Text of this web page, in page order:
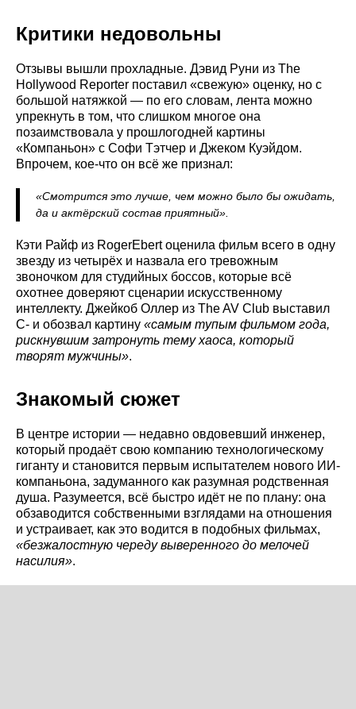
Критики недовольны
Отзывы вышли прохладные. Дэвид Руни из The
Hollywood Reporter поставил «свежую» оценку, но с
большой натяжкой — по его словам, лента можно
упрекнуть в том, что слишком многое она
позаимствовала у прошлогодней картины
«Компаньон» с Софи Тэтчер и Джеком Куэйдом.
Впрочем, кое-что он всё же признал:
«Смотрится это лучше, чем можно было бы ожидать,
да и актёрский состав приятный».
Кэти Райф из RogerEbert оценила фильм всего в одну
звезду из четырёх и назвала его тревожным
звоночком для студийных боссов, которые всё
охотнее доверяют сценарии искусственному
интеллекту. Джейкоб Оллер из The AV Club выставил
C- и обозвал картину «самым тупым фильмом года,
рискнувшим затронуть тему хаоса, который
творят мужчины».
Знакомый сюжет
В центре истории — недавно овдовевший инженер,
который продаёт свою компанию технологическому
гиганту и становится первым испытателем нового ИИ-
компаньона, задуманного как разумная родственная
душа. Разумеется, всё быстро идёт не по плану: она
обзаводится собственными взглядами на отношения
и устраивает, как это водится в подобных фильмах,
«безжалостную череду выверенного до мелочей
насилия».